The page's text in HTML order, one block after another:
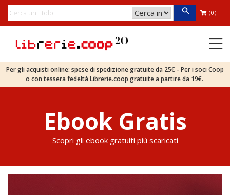
(0)
Per gli acquisti online: spese di spedizione gratuite da 25€ - Per i soci Coop
o con tessera fedeltà Librerie.coop gratuite a partire da 19€.
Ebook Gratis
Scopri gli ebook gratuiti più scaricati